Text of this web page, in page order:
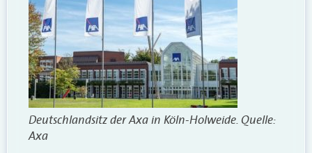
Deutschlandsitz der Axa in Köln-Holweide. Quelle:
Axa